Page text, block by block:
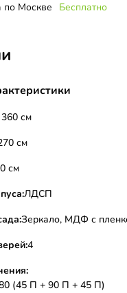
по Москве Бесплатно
см
см
см
ЛДСП
Зеркало, МДФ с
4
(45 П + 90 П + 45 П)